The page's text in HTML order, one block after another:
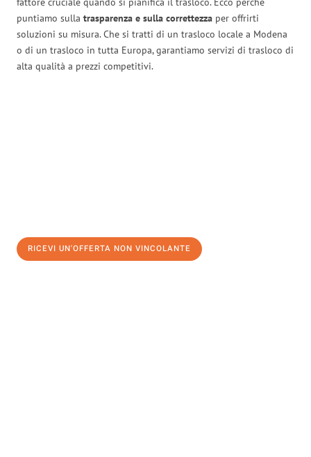
puntiamo sulla trasparenza e sulla correttezza per offrirti
soluzioni su misura. Che si tratti di un trasloco locale a Modena
o di un trasloco in tutta Europa, garantiamo servizi di trasloco di
alta qualità a prezzi competitivi.
RICEVI UN'OFFERTA NON VINCOLANTE